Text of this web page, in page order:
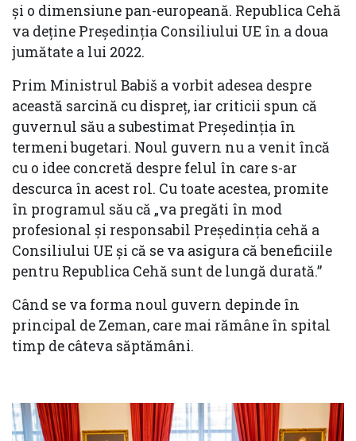
și o dimensiune pan-europeană. Republica Cehă
va deține Președinția Consiliului UE în a doua
jumătate a lui 2022.
Prim Ministrul Babiš a vorbit adesea despre
această sarcină cu dispreț, iar criticii spun că
guvernul său a subestimat Președinția în
termeni bugetari. Noul guvern nu a venit încă
cu o idee concretă despre felul în care s-ar
descurca în acest rol. Cu toate acestea, promite
în programul său că „va pregăti în mod
profesional și responsabil Președinția cehă a
Consiliului UE și că se va asigura că beneficiile
pentru Republica Cehă sunt de lungă durată.”
Când se va forma noul guvern depinde în
principal de Zeman, care mai rămâne în spital
timp de câteva săptămâni.